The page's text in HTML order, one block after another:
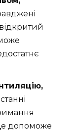
допоможе